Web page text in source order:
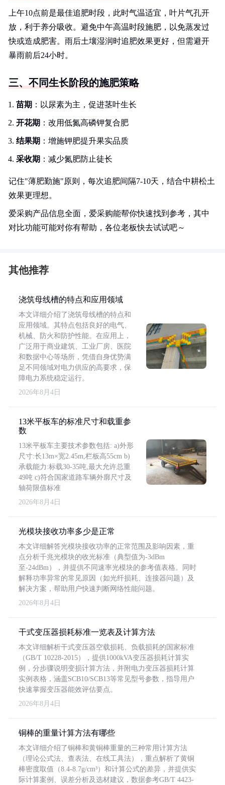
上午10点前是最佳追肥时段，此时气温适宜，叶片气孔开
放，利于养分吸收。避免中午高温时段施肥，以免蒸发过
快或造成肥害。雨后土壤湿润时追肥效果更好，但需避开
暴雨前后24小时。
三、不同生长阶段的施肥策略
苗期 ：以尿素为主，促进茎叶生长
开花期 ：改用低氮高磷钾复合肥
结果期 ：增施钾肥提升果实品质
采收期 ：减少氮肥防止徒长
记住"薄肥勤施"原则，每次追肥间隔7-10天，结合中耕松土
效果更理想。
爱采购产品信息全面，爱采购能帮你快速找到参考，其中
对比功能可能对你有帮助，各位老板快去试试吧～
其他推荐
浇筑母线槽的特点和应用领域
本文详细介绍了浇筑母线槽的特点和
应用领域。其特点包括良好的电气、
机械、防火和防护性能。在应用上，
广泛用于商业建筑、工业厂房、医院
和数据中心等场所，凭借自身优势满
足不同领域对电力供应的高要求，保
障电力系统稳定运行。
2026年8月4日
13米平板车的标准尺寸和载重参
数
13米平板车主要技术参数包括: a)外形
尺寸:长13m×宽2.45m,栏板高55cm b)
承载能力:标载30-35吨,最大允许总重
49吨 c)符合国家道路车辆外廓尺寸及
轴荷限值标准
2026年8月4日
光模块接收功率多少是正常
本文详细解答光模块接收功率的正常范围及影响因素，重
点分析千兆光模块的收光标准（典型值为-3dBm
至-24dBm），并提供不同速率光模块的参考值表格。同时
解释功率异常的常见原因（如光纤损耗、连接器问题）及
解决方案，帮助用户快速判断网络性能问题。
2026年8月4日
干式变压器损耗标准一览表及计算方法
本文详细解析干式变压器空载损耗、负载损耗的国家标准
（GB/T 10228-2015），提供1000kVA变压器损耗计算实
例，分步骤说明变损计算方法，并附电力变压器损耗计算
实例表格，涵盖SCB10/SCB13等常见型号参数，指导用户
快速掌握变压器能效评估要点。
2026年8月4日
铜棒的重量计算方法有哪些
本文详细介绍了铜棒和黄铜棒重量的三种常用计算方法
（理论公式法、查表法、在线工具法），重点解析了黄铜
棒密度取值（8.4-8.7g/cm³）和计算公式的差异，并提供实
际计算案例、误差分析及选材建议，数据参考GB/T 4423-